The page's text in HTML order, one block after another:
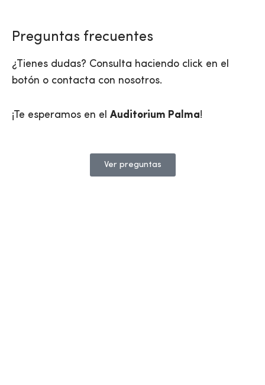
Preguntas frecuentes
¿Tienes dudas? Consulta haciendo click en el
botón o contacta con nosotros.
¡Te esperamos en el Auditorium Palma!
Ver preguntas